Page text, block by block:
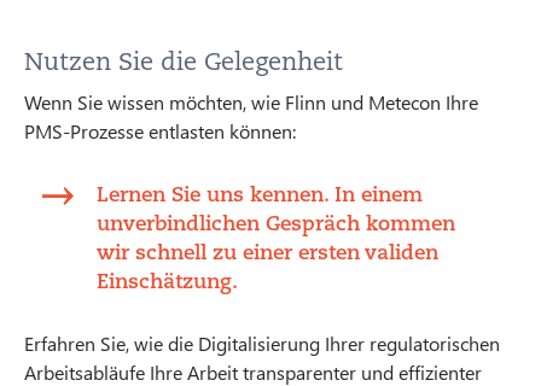
Nutzen Sie die Gelegenheit
Wenn Sie wissen möchten, wie Flinn und Metecon Ihre
PMS-Prozesse entlasten können:
Lernen Sie uns kennen. In einem
unverbindlichen Gespräch kommen
wir schnell zu einer ersten validen
Einschätzung.
Erfahren Sie, wie die Digitalisierung Ihrer regulatorischen
Arbeitsabläufe Ihre Arbeit transparenter und effizienter